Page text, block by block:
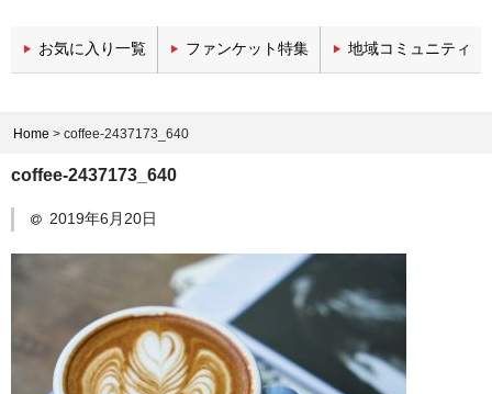
今週の新着チャンネル
エンタメチャンネル
政治・経済チャンネル
医療関係チャンネル
教育・セミナーチャンネル
文化・伝統チャンネル
お気に入り一覧 ファンケット特集 地域コミュニティ
Home > coffee-2437173_640
coffee-2437173_640
2019年6月20日